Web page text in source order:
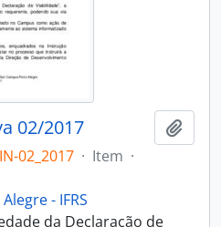
02/2017
02_2017 · Item ·
- IFRS
da Declaração de